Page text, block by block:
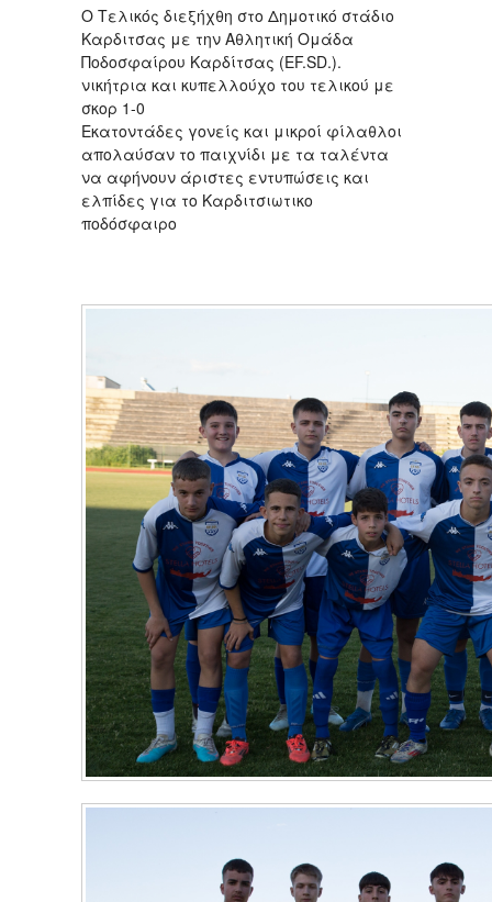
Ο Τελικός διεξήχθη στο Δημοτικό στάδιο
Καρδιτσας με την Αθλητική Ομάδα
Ποδοσφαίρου Καρδίτσας (EF.SD.).
νικήτρια και κυπελλούχο του τελικού με
σκορ 1-0
Εκατοντάδες γονείς και μικροί φίλαθλοι
απολαύσαν το παιχνίδι με τα ταλέντα
να αφήνουν άριστες εντυπώσεις και
ελπίδες για το Καρδιτσιωτικο
ποδόσφαιρο